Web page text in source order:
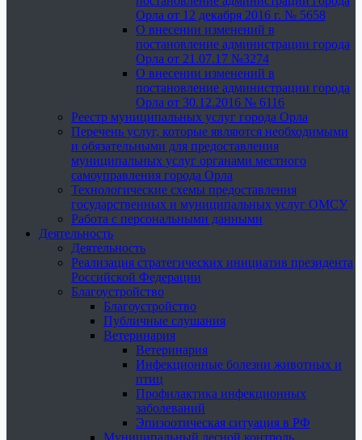
Орла от 12 декабря 2016 г. № 5658
О внесении изменений в
постановление администрации города
Орла от 21.07.17 №3274
О внесении изменений в
постановление администрации города
Орла от 30.12.2016 № 6116
Реестр муниципальных услуг города Орла
Перечень услуг, которые являются необходимыми
и обязательными для предоставления
муниципальных услуг органами местного
самоуправления города Орла
Технологические схемы предоставления
государственных и муниципальных услуг ОМСУ
Работа с персональными данными
Деятельность
Деятельность
Реализация стратегических инициатив президента
Российской Федерации
Благоустройство
Благоустройство
Публичные слушания
Ветеринария
Ветеринария
Инфекционные болезни животных и
птиц
Профилактика инфекционных
заболеваний
Эпизоотическая ситуация в РФ
Муниципальный лесной контроль